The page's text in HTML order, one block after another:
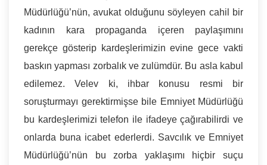
Müdürlüğü’nün, avukat olduğunu söyleyen cahil bir
kadının kara propaganda içeren paylaşımını
gerekçe gösterip kardeşlerimizin evine gece vakti
baskın yapması zorbalık ve zulümdür. Bu asla kabul
edilemez. Velev ki, ihbar konusu resmi bir
soruşturmayı gerektirmişse bile Emniyet Müdürlüğü
bu kardeşlerimizi telefon ile ifadeye çağırabilirdi ve
onlarda buna icabet ederlerdi. Savcılık ve Emniyet
Müdürlüğü’nün bu zorba yaklaşımı hiçbir suçu